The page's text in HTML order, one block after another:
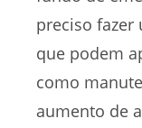
preciso fazer
que podem
como
aumento de